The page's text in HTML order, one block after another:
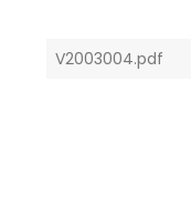
V2003004.pdf